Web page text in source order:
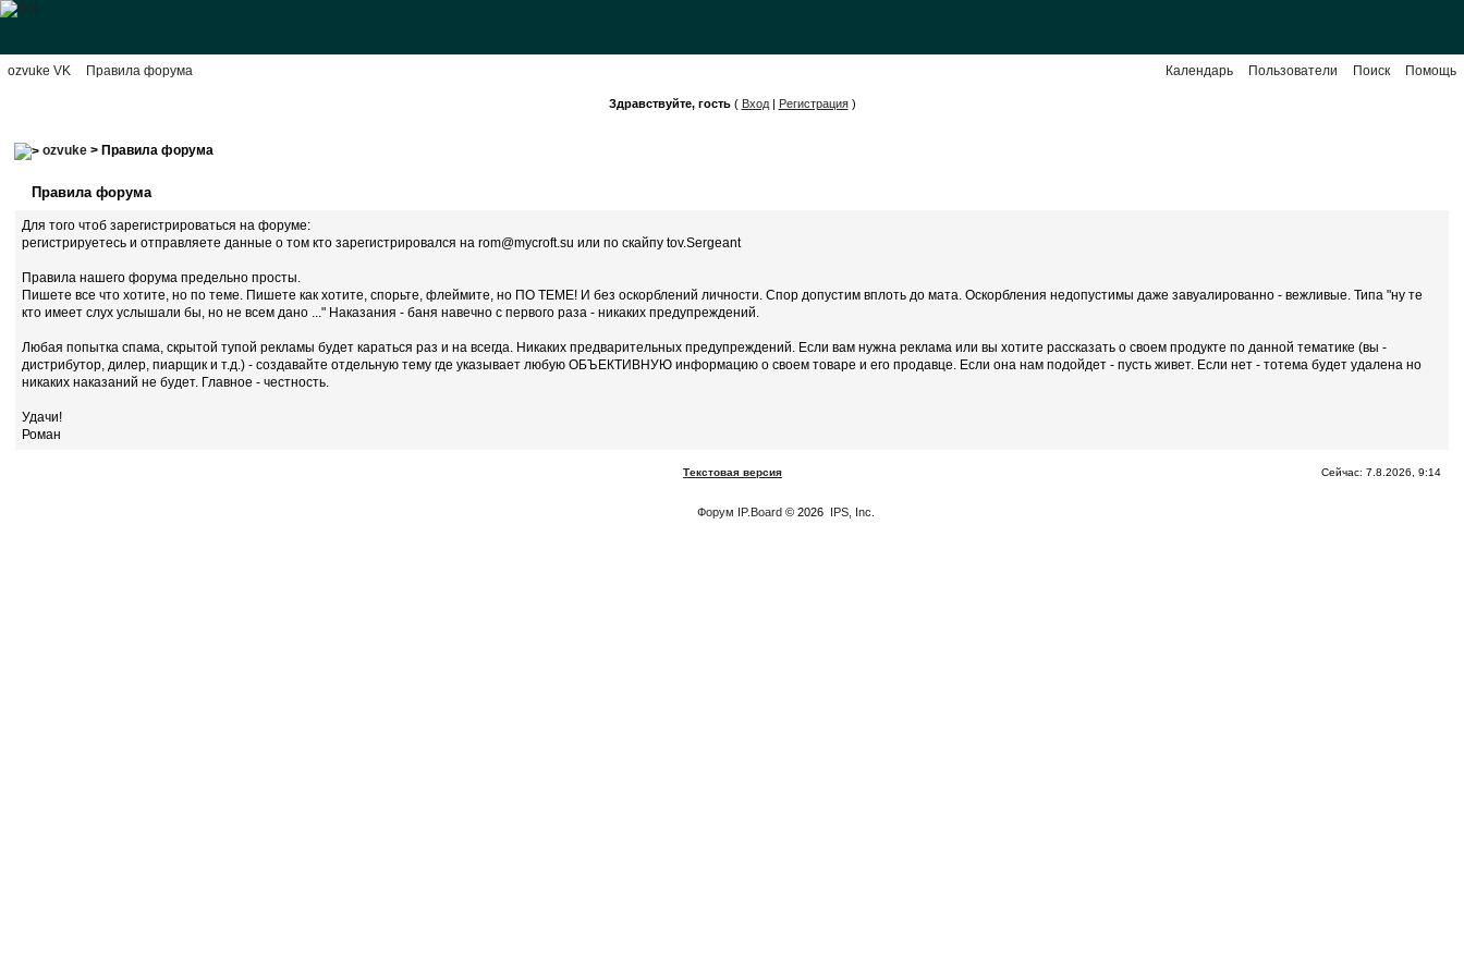
ozvuke VK Правила форума Помощь
Поиск
Пользователи
Календарь
Здравствуйте, гость( Вход| Регистрация)
ozvuke > Правила форума
Правила форума
Для того чтоб зарегистрироваться на форуме:
регистрируетесь и отправляете данные о том кто зарегистрировался на rom@mycroft.su или по скайпу tov.Sergeant
Правила нашего форума предельно просты.
Пишете все что хотите, но по теме. Пишете как хотите, спорьте, флеймите, но ПО ТЕМЕ! И без оскорблений личности. Спор допустим вплоть до мата. Оскорбления недопустимы даже завуалированно - вежливые. Типа "ну те
кто имеет слух услышали бы, но не всем дано ..." Наказания - баня навечно с первого раза - никаких предупреждений.
Любая попытка спама, скрытой тупой рекламы будет караться раз и на всегда. Никаких предварительных предупреждений. Если вам нужна реклама или вы хотите рассказать о своем продукте по данной тематике (вы -
дистрибутор, дилер, пиарщик и т.д.) - создавайте отдельную тему где указывает любую ОБЪЕКТИВНУЮ информацию о своем товаре и его продавце. Если она нам подойдет - пусть живет. Если нет - тотема будет удалена но
никаких наказаний не будет. Главное - честность.
Удачи!
Роман
Текстовая версия Сейчас: 7.8.2026, 9:14
Форум IP.Board © 2026 IPS, Inc